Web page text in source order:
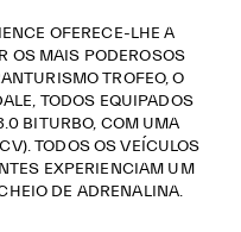
OFERECE-LHE A
OS MAIS PODEROSOS
TROFEO, O
TODOS EQUIPADOS
BITURBO, COM UMA
TODOS OS VEÍCULOS
EXPERIENCIAM UM
DE ADRENALINA.